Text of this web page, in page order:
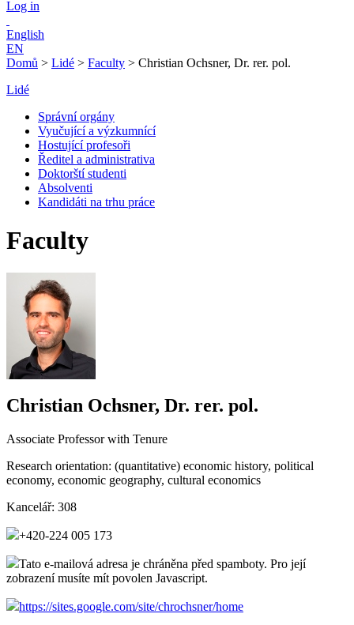
Log in
English
EN
Domů > Lidé > Faculty > Christian Ochsner, Dr. rer. pol.
Lidé
Správní orgány
Vyučující a výzkumnící
Hostující profesoři
Ředitel a administrativa
Doktorští studenti
Absolventi
Kandidáti na trhu práce
Faculty
Christian Ochsner, Dr. rer. pol.
Associate Professor with Tenure
Research orientation: (quantitative) economic history, political
economy, economic geography, cultural economics
Kancelář: 308
+420-224 005 173
Tato e-mailová adresa je chráněna před spamboty. Pro její
zobrazení musíte mít povolen Javascript.
https://sites.google.com/site/chrochsner/home